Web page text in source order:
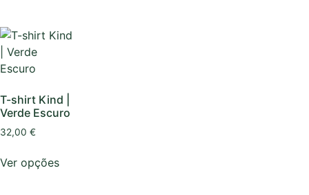
T-shirt Kind |
Verde Escuro
32,00 €
Ver opções